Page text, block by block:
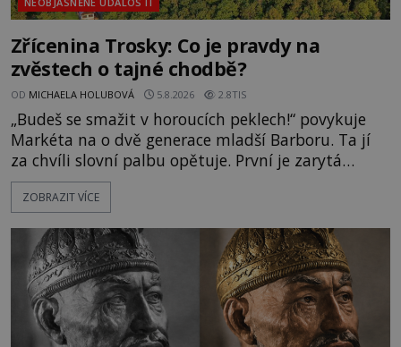
Zřícenina Trosky: Co je pravdy na
zvěstech o tajné chodbě?
OD MICHAELA HOLUBOVÁ 5.8.2026 2.8TIS
„Budeš se smažit v horoucích peklech!“ povykuje
Markéta na o dvě generace mladší Barboru. Ta jí
za chvíli slovní palbu opětuje. První je zarytá
katolička, druhá přesvědčená kališnice. A každá z
nich se usídlí na jedné z věží slavného hradu
mezi vůdce protihusitského boje. Za manželku má
skutečně jistou
ZOBRAZIT VÍCE